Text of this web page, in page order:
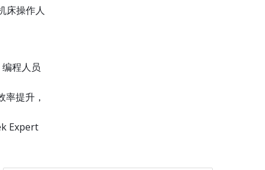
床操作人
程人员
提升，
Expert